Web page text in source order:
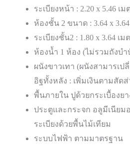
ระเบียงหน้า : 2.20 x 5.46 เม
ห้องชั้น 2 ขนาด : 3.64 x
ระเบียงชั้น2 : 1.80 x 3.64 เม
ห้องน้ำ 1 ห้อง (ไม่รวมถังบ
ผนังขาวเทา (ผนังสามารเป
อิฐทั้งหลัง : เพิ่มเงินตามสัด
พื้นภายใน ปูด้วยกระเบื้องย
ประตูและกระจก อลูมีเนียม
ระเบียงด้วยพื้นไม้เทียม
ระบบไฟฟ้า ตามมาตรฐาน